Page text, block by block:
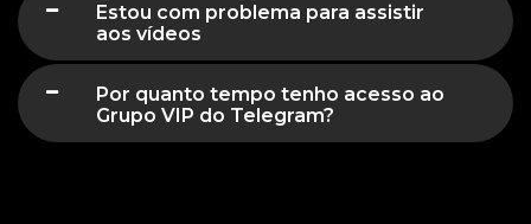
Estou com problema para assistir
aos vídeos
Por quanto tempo tenho acesso ao
Grupo VIP do Telegram?